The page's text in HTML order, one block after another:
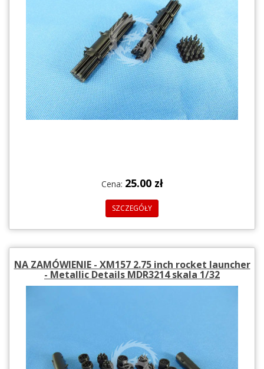
Cena: 25.00 zł
SZCZEGÓŁY
NA ZAMÓWIENIE - XM157 2.75 inch rocket launcher
- Metallic Details MDR3214 skala 1/32